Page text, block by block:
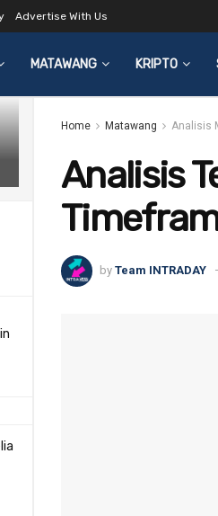
Advertise With Us
MATAWANG KRIPTO
Home Matawang Analisis
Analisis
by Team INTRADAY